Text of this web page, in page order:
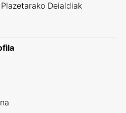
Deialdiak